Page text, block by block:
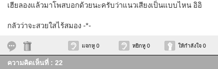
เฮียลองแล้วมาโพสบอกด้วยนะครับว่าแนวเสียงเป็นแบบไหน อิอิ
กลัวว่าจะสวยใสไร้สมอง -*-
แจกหู 0 หยิกหู 0 ให้กำลังใจ 0
ความคิดเห็นที่ : 22